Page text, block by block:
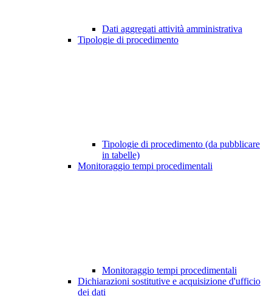
Dati aggregati attività amministrativa
Tipologie di procedimento
Tipologie di procedimento (da pubblicare
in tabelle)
Monitoraggio tempi procedimentali
Monitoraggio tempi procedimentali
Dichiarazioni sostitutive e acquisizione d'ufficio
dei dati